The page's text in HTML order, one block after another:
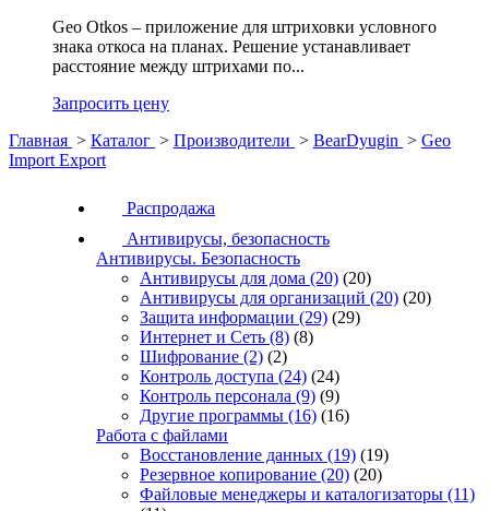
Geo Otkos – приложение для штриховки условного
знака откоса на планах. Решение устанавливает
расстояние между штрихами по...
Запросить цену
Главная > Каталог > Производители > BearDyugin > Geo
Import Export
Распродажа
Антивирусы, безопасность
Антивирусы. Безопасность
Антивирусы для дома (20) (20)
Антивирусы для организаций (20) (20)
Защита информации (29) (29)
Интернет и Сеть (8) (8)
Шифрование (2) (2)
Контроль доступа (24) (24)
Контроль персонала (9) (9)
Другие программы (16) (16)
Работа с файлами
Восстановление данных (19) (19)
Резервное копирование (20) (20)
Файловые менеджеры и каталогизаторы (11)